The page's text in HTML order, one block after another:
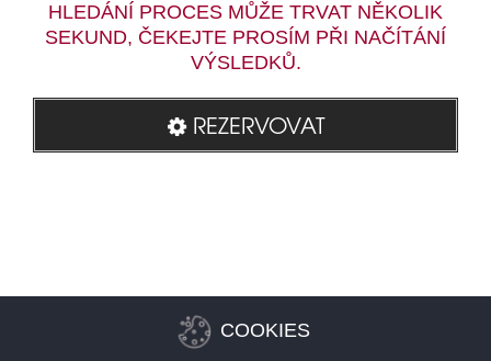
HLEDÁNÍ PROCES MŮŽE TRVAT NĚKOLIK
SEKUND, ČEKEJTE PROSÍM PŘI NAČÍTÁNÍ
VÝSLEDKŮ.
REZERVOVAT
COOKIES